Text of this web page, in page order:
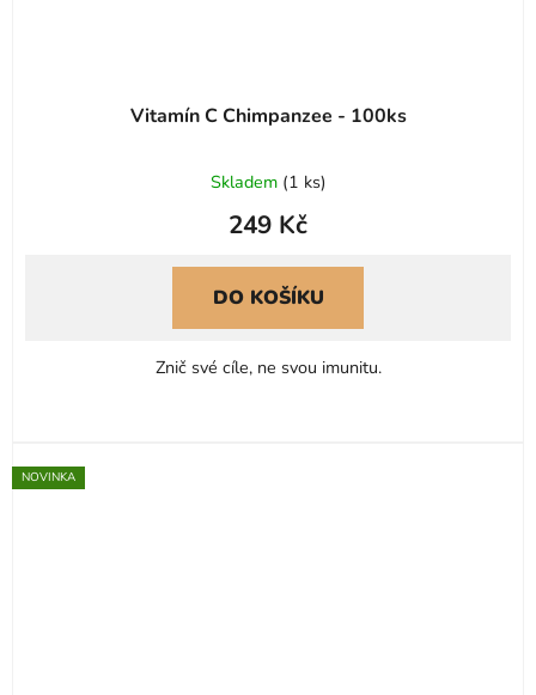
Vitamín C Chimpanzee - 100ks
Skladem (1 ks)
249 Kč
DO KOŠÍKU
Znič své cíle, ne svou imunitu.
NOVINKA